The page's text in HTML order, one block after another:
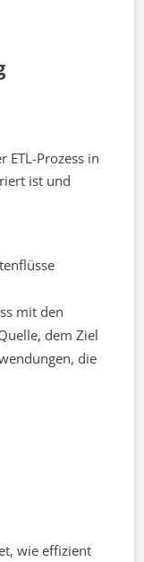
ETL-Prozess in
ist und
mit den
dem Ziel
die
wie effizient